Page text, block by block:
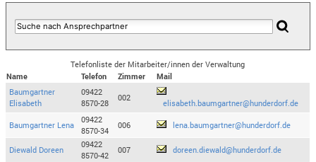
Telefonliste der Mitarbeiter/innen der Verwaltung
Name
Telefon Zimmer
Mail
Baumgartner
Elisabeth
09422
8570-28
002
elisabeth.baumgartner@hunderdorf.de
Baumgartner Lena
09422
8570-34
006 lena.baumgartner@hunderdorf.de
Diewald Doreen
09422
8570-42
007 doreen.diewald@hunderdorf.de